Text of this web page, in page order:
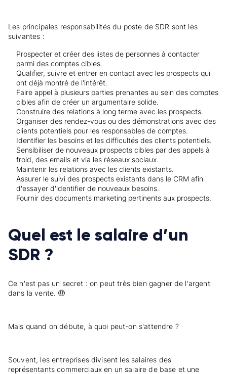
Les principales responsabilités du poste de SDR sont les
suivantes :
Prospecter et créer des listes de personnes à contacter
parmi des comptes cibles.
Qualifier, suivre et entrer en contact avec les prospects qui
ont déjà montré de l'intérêt.
Faire appel à plusieurs parties prenantes au sein des comptes
cibles afin de créer un argumentaire solide.
Construire des relations à long terme avec les prospects.
Organiser des rendez-vous ou des démonstrations avec des
clients potentiels pour les responsables de comptes.
Identifier les besoins et les difficultés des clients potentiels.
Sensibiliser de nouveaux prospects cibles par des appels à
froid, des emails et via les réseaux sociaux.
Maintenir les relations avec les clients existants.
Assurer le suivi des prospects existants dans le CRM afin
d'essayer d'identifier de nouveaux besoins.
Fournir des documents marketing pertinents aux prospects.
Quel est le salaire d’un
SDR ?
Ce n'est pas un secret : on peut très bien gagner de l'argent
dans la vente. 🤑
Mais quand on débute, à quoi peut-on s'attendre ?
Souvent, les entreprises divisent les salaires des
représentants commerciaux en un salaire de base et une